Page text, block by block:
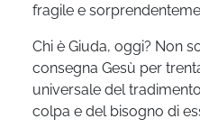
fragile e
Chi è Giuda, oggi? Non
consegna Gesù per
universale del
colpa e del bisogno di